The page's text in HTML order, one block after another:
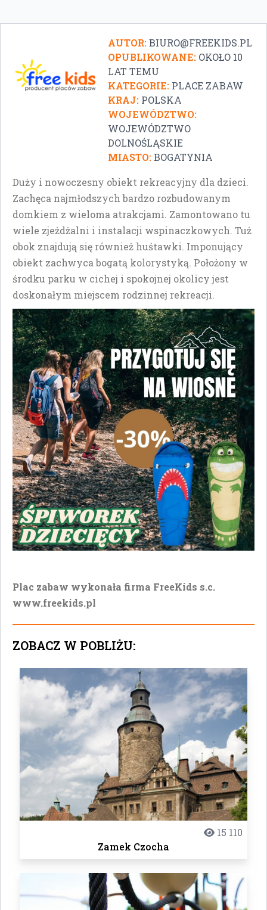
AUTOR:BIURO@FREEKIDS.PL
OPUBLIKOWANE: OKOŁO 10
LAT TEMU
KATEGORIE: PLACE ZABAW
KRAJ: POLSKA
WOJEWÓDZTWO:
WOJEWÓDZTWO
DOLNOŚLĄSKIE
MIASTO:BOGATYNIA
Duży i nowoczesny obiekt rekreacyjny dla dzieci.
Zachęca najmłodszych bardzo rozbudowanym
domkiem z wieloma atrakcjami. Zamontowano tu
wiele zjeżdżalni i instalacji wspinaczkowych. Tuż
obok znajdują się również huśtawki. Imponujący
obiekt zachwyca bogatą kolorystyką. Położony w
środku parku w cichej i spokojnej okolicy jest
doskonałym miejscem rodzinnej rekreacji.
Plac zabaw wykonała firma FreeKids s.c.
www.freekids.pl
ZOBACZ W POBLIŻU:
15 110
Zamek Czocha